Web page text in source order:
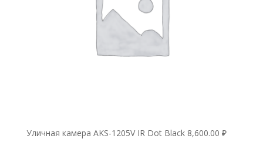
Уличная камера AKS-1205V IR Dot Black 8,600.00 ₽